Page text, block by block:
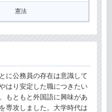
憲法
に公務員の存在は意識して
はり安定した職につきたい
もともと外国語に興味があ
専攻しました。大学時代は